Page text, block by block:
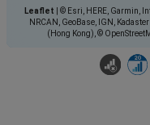
Leaflet
© Esri, HERE, Garmin,
NRCAN, GeoBase, IGN,
(Hong Kong), ©